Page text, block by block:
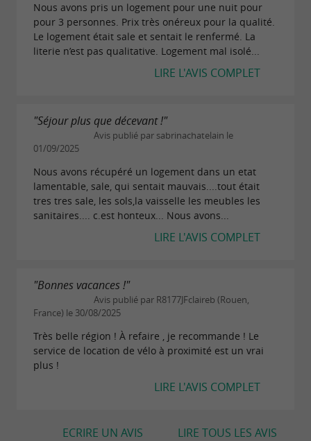
Nous avons pris un logement pour une nuit pour
pour 3 personnes. Prix très onéreux pour la qualité.
Le logement était sale et sentait le renfermé. La
literie n’est pas qualitative. Logement mal isolé...
LIRE L'AVIS COMPLET
"Séjour plus que décevant !"
Avis publié par sabrinachatelain le
01/09/2025
Nous avons récupéré un logement dans un etat
lamentable, sale, qui sentait mauvais....tout était
tres tres sale, les sols,la vaisselle les meubles les
sanitaires.... c.est honteux... Nous avons...
LIRE L'AVIS COMPLET
"Bonnes vacances !"
Avis publié par R8177JFclaireb (Rouen,
France) le 30/08/2025
Très belle région ! À refaire , je recommande ! Le
service de location de vélo à proximité est un vrai
plus !
LIRE L'AVIS COMPLET
LIRE TOUS LES AVIS
ECRIRE UN AVIS